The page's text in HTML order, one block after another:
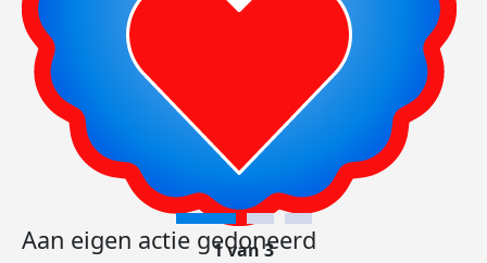
Aan eigen actie gedoneerd
1 van 3